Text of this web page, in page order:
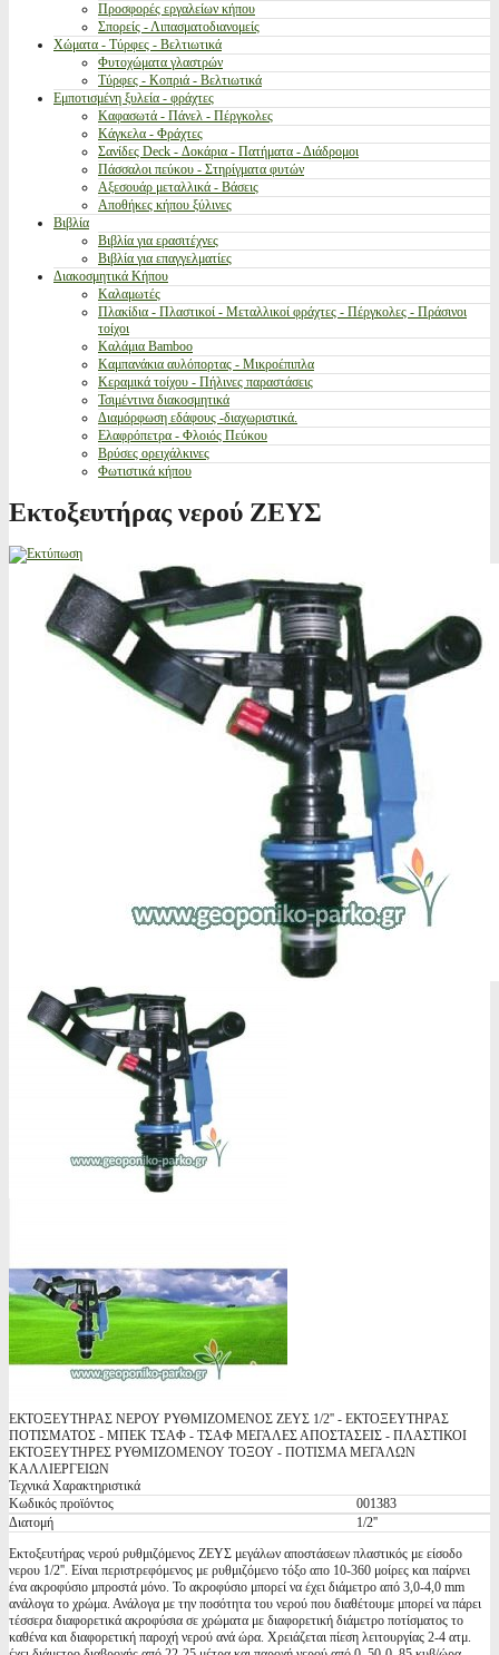
Προσφορές εργαλείων κήπου
Σπορείς - Λιπασματοδιανομείς
Χώματα - Τύρφες - Βελτιωτικά
Φυτοχώματα γλαστρών
Τύρφες - Κοπριά - Βελτιωτικά
Εμποτισμένη ξυλεία - φράχτες
Καφασωτά - Πάνελ - Πέργκολες
Κάγκελα - Φράχτες
Σανίδες Deck - Δοκάρια - Πατήματα - Διάδρομοι
Πάσσαλοι πεύκου - Στηρίγματα φυτών
Αξεσουάρ μεταλλικά - Βάσεις
Αποθήκες κήπου ξύλινες
Βιβλία
Βιβλία για ερασιτέχνες
Βιβλία για επαγγελματίες
Διακοσμητικά Κήπου
Καλαμωτές
Πλακίδια - Πλαστικοί - Μεταλλικοί φράχτες - Πέργκολες - Πράσινοι
τοίχοι
Καλάμια Bamboo
Καμπανάκια αυλόπορτας - Μικροέπιπλα
Κεραμικά τοίχου - Πήλινες παραστάσεις
Τσιμέντινα διακοσμητικά
Διαμόρφωση εδάφους -διαχωριστικά.
Ελαφρόπετρα - Φλοιός Πεύκου
Βρύσες ορειχάλκινες
Φωτιστικά κήπου
Εκτοξευτήρας νερού ΖΕΥΣ
ΕΚΤΟΞΕΥΤΗΡΑΣ ΝΕΡΟΥ ΡΥΘΜΙΖΟΜΕΝΟΣ ΖΕΥΣ 1/2'' - ΕΚΤΟΞΕΥΤΗΡΑΣ
ΠΟΤΙΣΜΑΤΟΣ - ΜΠΕΚ ΤΣΑΦ - ΤΣΑΦ ΜΕΓΑΛΕΣ ΑΠΟΣΤΑΣΕΙΣ - ΠΛΑΣΤΙΚΟΙ
ΕΚΤΟΞΕΥΤΗΡΕΣ ΡΥΘΜΙΖΟΜΕΝΟΥ ΤΟΞΟΥ - ΠΟΤΙΣΜΑ ΜΕΓΑΛΩΝ
ΚΑΛΛΙΕΡΓΕΙΩΝ
Τεχνικά Χαρακτηριστικά
Κωδικός προϊόντος
001383
Διατομή
1/2''
Εκτοξευτήρας νερού ρυθμιζόμενος ΖΕΥΣ μεγάλων αποστάσεων πλαστικός με είσοδο
νερου 1/2''. Είναι περιστρεφόμενος με ρυθμιζόμενο τόξο απο 10-360 μοίρες και παίρνει
ένα ακροφύσιο μπροστά μόνο. Το ακροφύσιο μπορεί να έχει διάμετρο από 3,0-4,0 mm
ανάλογα το χρώμα. Ανάλογα με την ποσότητα του νερού που διαθέτουμε μπορεί να πάρει
τέσσερα διαφορετικά ακροφύσια σε χρώματα με διαφορετική διάμετρο ποτίσματος το
καθένα και διαφορετική παροχή νερού ανά ώρα. Χρειάζεται πίεση λειτουργίας 2-4 ατμ.